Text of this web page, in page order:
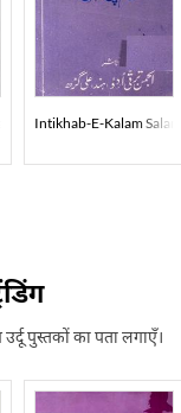
Intikhab-E-Kalam
पुस्तकों का पता लगाएँ।